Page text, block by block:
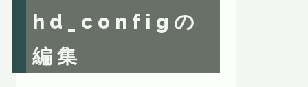
hd_configの
編集